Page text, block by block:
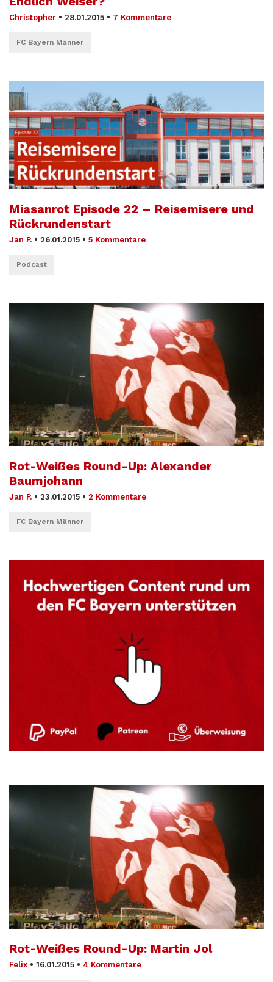
Christopher • 28.01.2015 • 7 Kommentare
FC Bayern Männer
Miasanrot Episode 22 – Reisemisere und
Rückrundenstart
Jan P. • 26.01.2015 • 5 Kommentare
Podcast
Rot-Weißes Round-Up: Alexander
Baumjohann
Jan P. • 23.01.2015 • 2 Kommentare
FC Bayern Männer
Rot-Weißes Round-Up: Martin Jol
Felix • 16.01.2015 • 4 Kommentare